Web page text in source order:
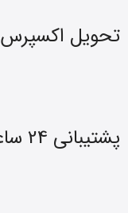
تحویل اکسپرس
پشتیبانی 24 ساعته